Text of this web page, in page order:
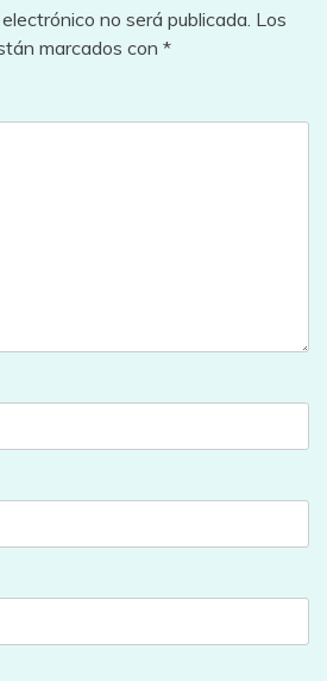
no será publicada. Los
marcados con *